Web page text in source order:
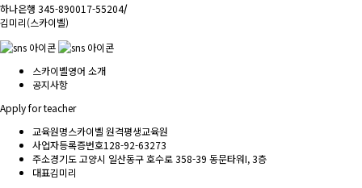
하나은행 345-890017-55204/
김미리(스카이벨)
스카이벨영어 소개
공지사항
Apply for teacher
교육원명스카이벨 원격평생교육원
사업자등록증번호128-92-63273
주소경기도 고양시 일산동구 호수로 358-39 동문타워I, 3층
대표김미리